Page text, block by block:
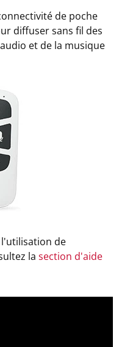
de poche
diffuser sans fil des
et de la musique
de
la section d'aide